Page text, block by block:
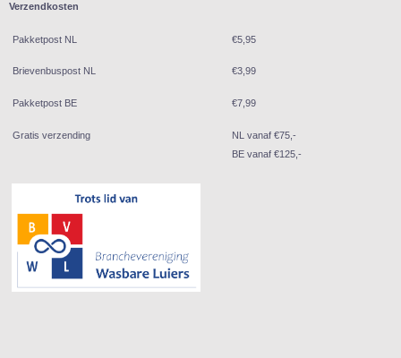
Verzendkosten
Pakketpost NL €5,95
Brievenbuspost NL €3,99
Pakketpost BE €7,99
Gratis verzending
NL vanaf €75,-
BE vanaf €125,-